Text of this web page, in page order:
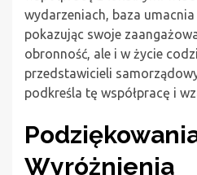
wydarzeniach, baza
pokazując swoje
obronność, ale i w życie
przedstawicieli
podkreśla tę współpracę i
Wyróżnienia